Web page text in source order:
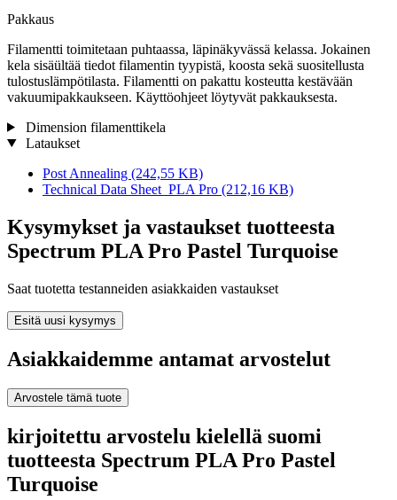
Pakkaus
Filamentti toimitetaan puhtaassa, läpinäkyvässä kelassa. Jokainen
kela sisäültää tiedot filamentin tyypistä, koosta sekä suositellusta
tulostuslämpötilasta. Filamentti on pakattu kosteutta kestävään
vakuumipakkaukseen. Käyttöohjeet löytyvät pakkauksesta.
Dimension filamenttikela
Lataukset
Post Annealing (242,55 KB)
Technical Data Sheet_PLA Pro (212,16 KB)
Kysymykset ja vastaukset tuotteesta
Spectrum PLA Pro Pastel Turquoise
Saat tuotetta testanneiden asiakkaiden vastaukset
Esitä uusi kysymys
Asiakkaidemme antamat arvostelut
Arvostele tämä tuote
kirjoitettu arvostelu kielellä suomi
tuotteesta Spectrum PLA Pro Pastel
Turquoise